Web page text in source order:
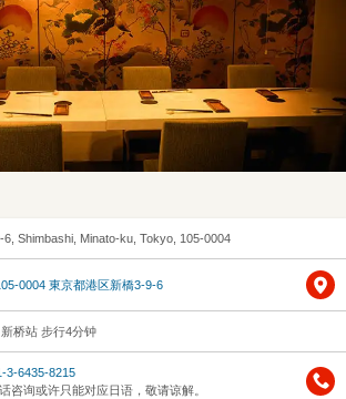
6, Shimbashi, Minato-ku, Tokyo, 105-0004
0004 東京都港区新橋3-9-6
桥站 步行4分钟
3-6435-8215
咨询或许只能对应日语，敬请谅解。